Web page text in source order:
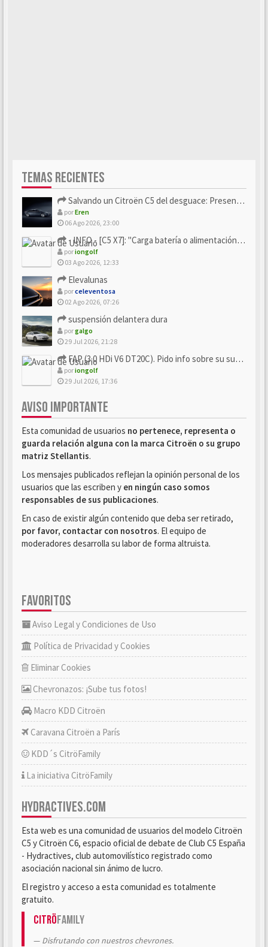
TEMAS RECIENTES
Salvando un Citroën C5 del desguace: Presentación y seguimiento
porEren
06 Ago 2026, 23:00
- INFO - [C5 X7]: "Carga batería o alimentación eléctri...
poriongolf
03 Ago 2026, 12:33
Elevalunas
porceleventosa
02 Ago 2026, 07:26
suspensión delantera dura
porgalgo
29 Jul 2026, 21:28
FAP (3.0 HDi V6 DT20C). Pido info sobre su sustitución
poriongolf
29 Jul 2026, 17:36
AVISO IMPORTANTE
Esta comunidad de usuarios no pertenece, representa o
guarda relación alguna con la marca Citroën o su grupo
matriz Stellantis.
Los mensajes publicados reflejan la opinión personal de los
usuarios que las escriben y en ningún caso somos
responsables de sus publicaciones.
En caso de existir algún contenido que deba ser retirado,
por favor, contactar con nosotros. El equipo de
moderadores desarrolla su labor de forma altruista.
FAVORITOS
Aviso Legal y Condiciones de Uso
Política de Privacidad y Cookies
Eliminar Cookies
Chevronazos: ¡Sube tus fotos!
Macro KDD Citroën
Caravana Citroën a París
KDD´s CitröFamily
La iniciativa CitröFamily
HYDRACTIVES.COM
Esta web es una comunidad de usuarios del modelo Citroën
C5 y Citroën C6, espacio oficial de debate de Club C5 España
- Hydractives, club automovilístico registrado como
asociación nacional sin ánimo de lucro.
El registro y acceso a esta comunidad es totalmente
gratuito.
CitröFamily
Disfrutando con nuestros chevrones.